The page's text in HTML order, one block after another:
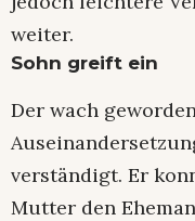
weiter.
Sohn greift ein
Der wach
verständigt. Er
Mutter den